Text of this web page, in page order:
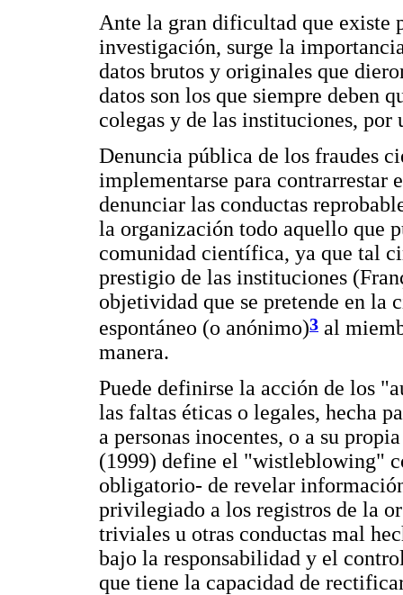
Ante la gran dificultad que existe
investigación, surge la
datos brutos y originales que
datos son los que siempre deben
colegas y de las instituciones,
Denuncia pública de los fraudes
implementarse para contrarrestar
denunciar las conductas
la organización todo aquello que
comunidad científica, ya que tal
prestigio de las instituciones
objetividad que se pretende en la
espontáneo (o anónimo)3 al
manera.
Puede definirse la acción de los
las faltas éticas o legales, hecha
a personas inocentes, o a su
(1999) define el "wistleblowing"
obligatorio- de revelar
privilegiado a los registros de la
triviales u otras conductas mal
bajo la responsabilidad y el
que tiene la capacidad de